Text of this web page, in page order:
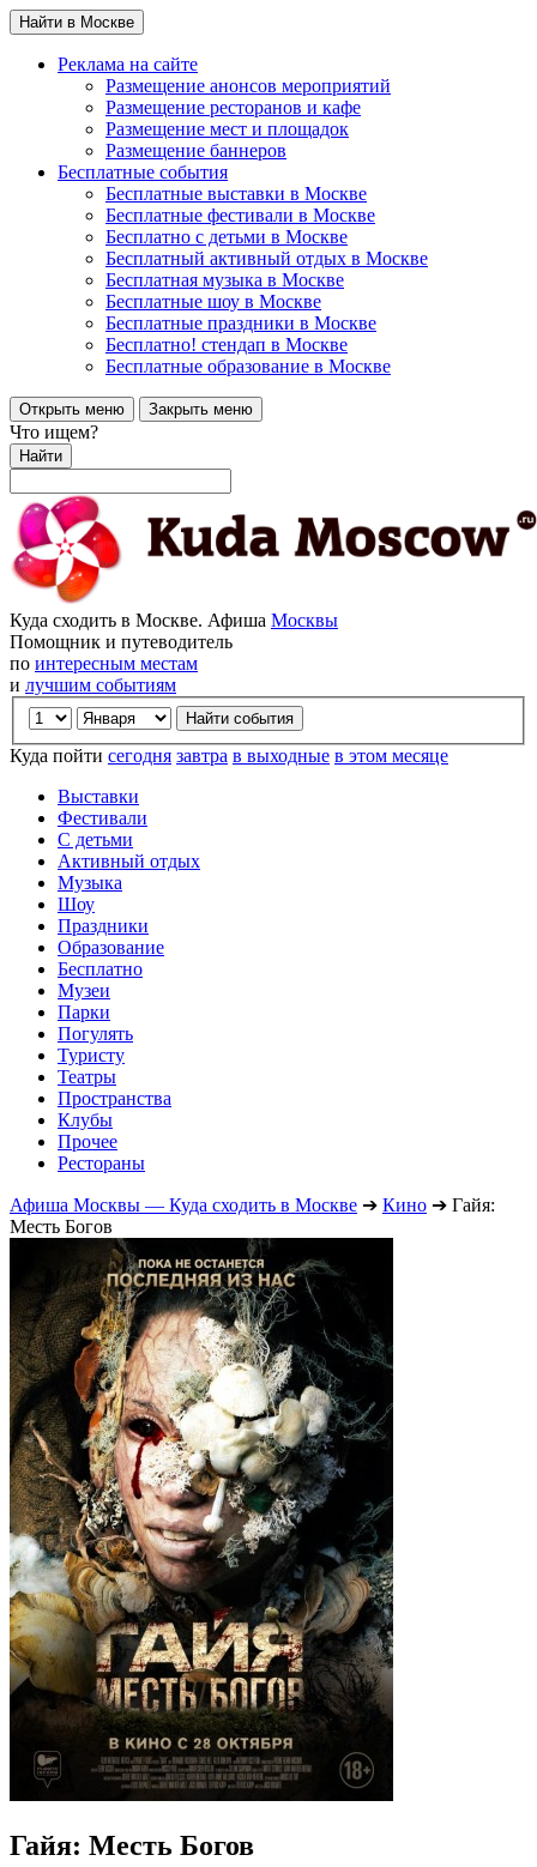
Найти в Москве
Реклама на сайте
Размещение анонсов мероприятий
Размещение ресторанов и кафе
Размещение мест и площадок
Размещение баннеров
Бесплатные события
Бесплатные выставки в Москве
Бесплатные фестивали в Москве
Бесплатно с детьми в Москве
Бесплатный активный отдых в Москве
Бесплатная музыка в Москве
Бесплатные шоу в Москве
Бесплатные праздники в Москве
Бесплатно! стендап в Москве
Бесплатные образование в Москве
Открыть меню Закрыть меню
Что ищем?
Найти
Куда сходить в Москве. Афиша Москвы
Помощник и путеводитель
по интересным местам
и лучшим событиям
Куда пойти сегодня завтра в выходные в этом месяце
Выставки
Фестивали
С детьми
Активный отдых
Музыка
Шоу
Праздники
Образование
Бесплатно
Музеи
Парки
Погулять
Туристу
Театры
Пространства
Клубы
Прочее
Рестораны
Афиша Москвы — Куда сходить в Москве ➔ Кино ➔ Гайя:
Месть Богов
Гайя: Месть Богов